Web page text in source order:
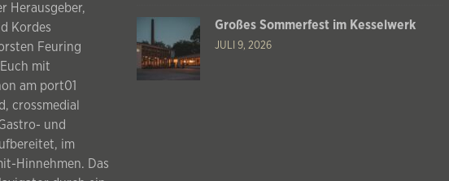
Herausgeber,
Kordes
Feuring
mit
am port01
crossmedial
und
im
Hinnehmen. Das
Großes Sommerfest im Kesselwerk
JULI 9, 2026